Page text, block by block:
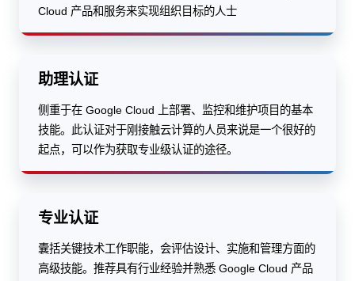
Cloud 产品和服务来实现组织目标的人士
助理认证
侧重于在 Google Cloud 上部署、监控和维护项目的基本
技能。此认证对于刚接触云计算的人员来说是一个很好的
起点，可以作为获取专业级认证的途径。
专业认证
囊括关键技术工作职能，会评估设计、实施和管理方面的
高级技能。推荐具有行业经验并熟悉 Google Cloud 产品